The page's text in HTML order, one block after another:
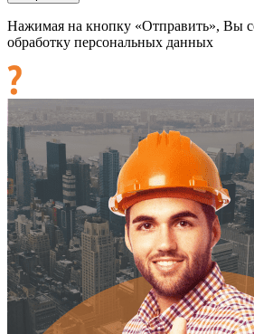
Нажимая на кнопку «Отправить», Вы
обработку персональных данных